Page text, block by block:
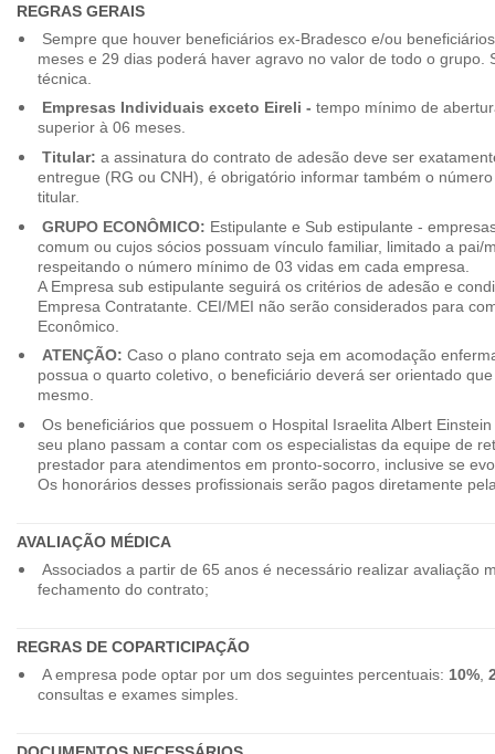
REGRAS GERAIS
Sempre que houver beneficiários ex-Bradesco e/ou
meses e 29 dias poderá haver agravo no valor de todo o grupo.
técnica.
Empresas Individuais exceto Eireli - tempo mínimo de
superior à 06 meses.
Titular: a assinatura do contrato de adesão deve ser
entregue (RG ou CNH), é obrigatório informar também o
titular.
GRUPO ECONÔMICO: Estipulante e Sub estipulante -
comum ou cujos sócios possuam vínculo familiar, limitado a pai/
respeitando o número mínimo de 03 vidas em cada empresa.
A Empresa sub estipulante seguirá os critérios de adesão e
Empresa Contratante. CEI/MEI não serão considerados para
Econômico.
ATENÇÃO: Caso o plano contrato seja em acomodação
possua o quarto coletivo, o beneficiário deverá ser orientado
mesmo.
Os beneficiários que possuem o Hospital Israelita Albert
seu plano passam a contar com os especialistas da equipe de
prestador para atendimentos em pronto-socorro, inclusive se
Os honorários desses profissionais serão pagos diretamente
AVALIAÇÃO MÉDICA
Associados a partir de 65 anos é necessário realizar avaliação
fechamento do contrato;
REGRAS DE COPARTICIPAÇÃO
A empresa pode optar por um dos seguintes percentuais: 10%,
consultas e exames simples.